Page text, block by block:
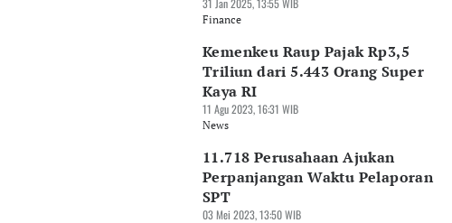
31 Jan 2025, 13:55 WIB
Finance
Kemenkeu Raup Pajak Rp3,5
Triliun dari 5.443 Orang Super
Kaya RI
11 Agu 2023, 16:31 WIB
News
11.718 Perusahaan Ajukan
Perpanjangan Waktu Pelaporan
SPT
03 Mei 2023, 13:50 WIB